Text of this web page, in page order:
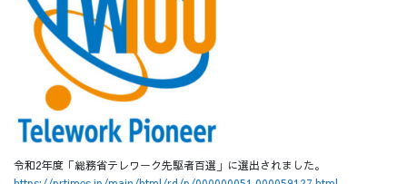
令和2年度「総務省テレワーク先駆者百選」に選出されました。